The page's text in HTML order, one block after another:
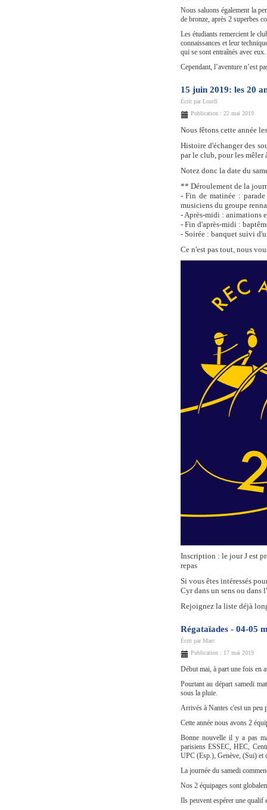
Nous saluons également la
de bronze, après 2 superbes
Les étudiants remercient le
connaissances et leur
qui se sont entraînés avec eux.
Cependant, l’aventure n’est
15 juin 2019: les 20
Écrit parLoutfi
Publication : 22 mai 2019
Nous fêtons cette année
Histoire d'échanger des
par le club, pour les mêler
Notez donc la date du
** Déroulement de la
- Fin de matinée :
musiciens du groupe
- Après-midi : animations
- Fin d'après-midi :
- Soirée : banquet suivi
Ce n'est pas tout, nous
Inscription : le jour J est
repas
Si vous êtes intéressés
Cyr dans un sens ou dans
Rejoignez la liste déjà
Régataïades - 04-05
Écrit parMarc
Publication : 17 mai 2019
Début mai, à part une fois en
Pourtant au départ samedi
sous la pluie.
Arrivés à Nantes c'est un peu
Cette année nous avons 2
Bonne nouvelle il y a pas
parisiens ESSEC, HEC,
UPC (Esp.), Genève, (Sui) et
La journée du samedi
Nos 2 équipages sont
Ils peuvent espérer une qualif